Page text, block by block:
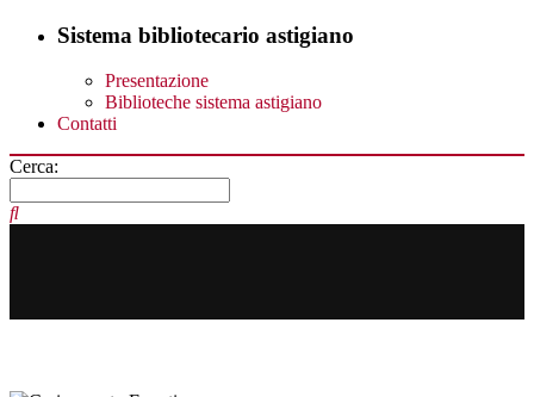
Sistema bibliotecario astigiano
Presentazione
Biblioteche sistema astigiano
Contatti
Cerca: